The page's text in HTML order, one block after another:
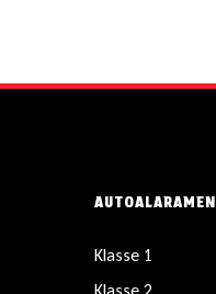
AUTOALARAMEN
Klasse 1